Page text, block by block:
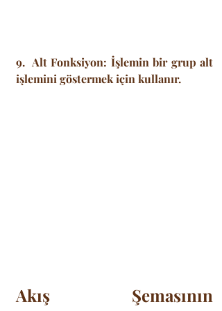
9.  Alt Fonksiyon: İşlemin bir grup alt
işlemini göstermek için kullanır.
Akış Şemasının